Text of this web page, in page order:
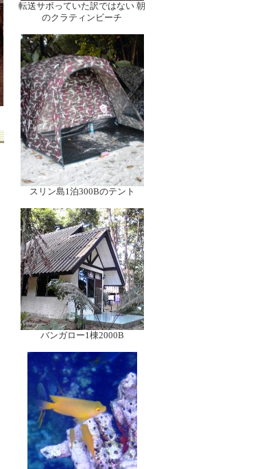
転送サボっていた訳ではない 朝
のクラティンビーチ
スリン島1泊300Bのテント
バンガロー1棟2000B